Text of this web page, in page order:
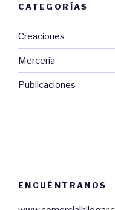
CATEGORÍAS
Creaciones
Mercería
Publicaciones
ENCUÉNTRANOS